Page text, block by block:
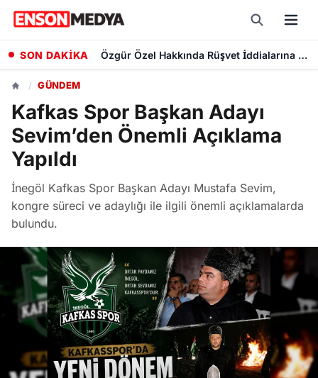
SON DAKİKA Özgür Özel Hakkında Rüşvet İddialarına Yönelik Dokunulmazlık Fezlekesi Düzenlendi
/ GÜNDEM
Kafkas Spor Başkan Adayı
Sevim’den Önemli Açıklama
Yapıldı
İnegöl Kafkas Spor Başkan Adayı Mustafa Sevim,
kongre süreci ve adaylığı ile ilgili önemli açıklamalarda
bulundu.